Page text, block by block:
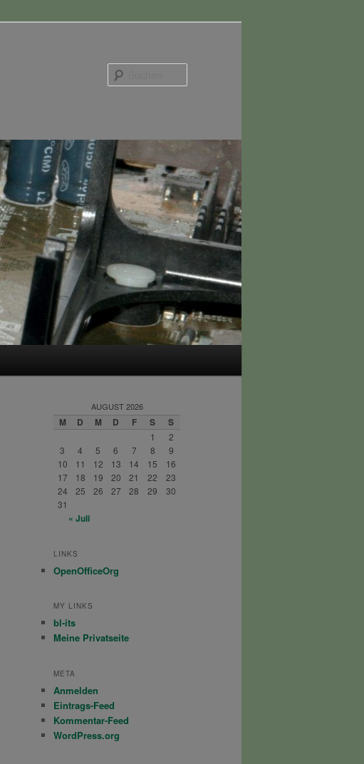
AUGUST 2026
M D M D F S S
1
2
3
4 5 6 7 8
9
10
11 12 13 14 15
16
17
18 19 20 21 22
23
24
25 26 27 28 29
30
31
« Juli
LINKS
OpenOfficeOrg
MY LINKS
bl-its
Meine Privatseite
META
Anmelden
Eintrags-Feed
Kommentar-Feed
WordPress.org